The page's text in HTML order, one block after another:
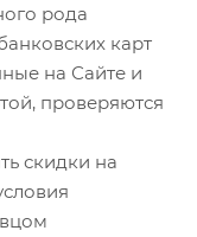
рода
карт
на Сайте и
проверяются
скидки на